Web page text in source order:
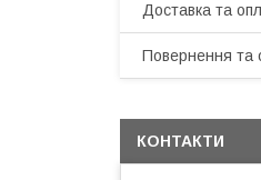
Доставка та
Повернення та
КОНТАКТИ